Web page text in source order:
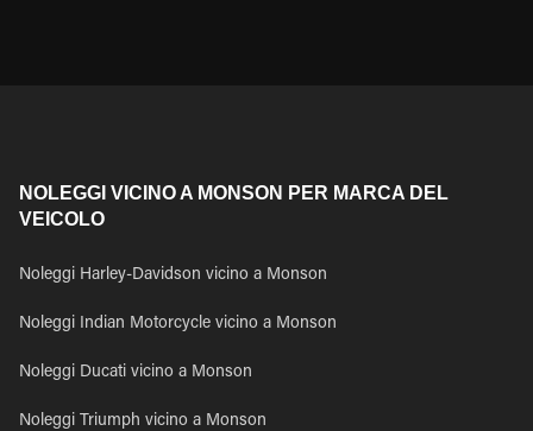
NOLEGGI VICINO A MONSON PER MARCA DEL
VEICOLO
Noleggi Harley-Davidson vicino a Monson
Noleggi Indian Motorcycle vicino a Monson
Noleggi Ducati vicino a Monson
Noleggi Triumph vicino a Monson